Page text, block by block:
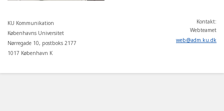
KU Kommunikation
Københavns Universitet
Nørregade 10, postboks 2177
1017 København K
Kontakt:
Webteamet
web@adm ku dk